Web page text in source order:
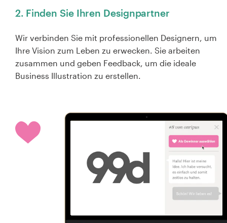
2. Finden Sie Ihren Designpartner
Wir verbinden Sie mit professionellen Designern, um
Ihre Vision zum Leben zu erwecken. Sie arbeiten
zusammen und geben Feedback, um die ideale
Business Illustration zu erstellen.